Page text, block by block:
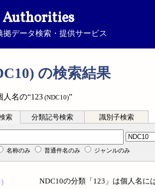
Authorities
拠データ検索・提供サービス
の検索結果
人名の“123 (NDC10)”
索 分類記号検索 識別子検索
名称のみ 普通件名のみ ジャンルのみ
NDC10の分類「123」は個人名に